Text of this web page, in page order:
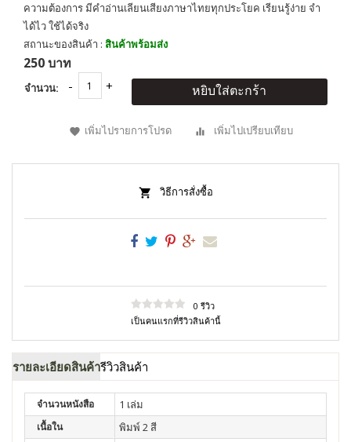
ความต้องการ มีคำอ่านเลียนเสียงภาษาไทยทุกประโยค เรียนรู้ง่าย จำ
ได้ไว ใช้ได้จริง
สถานะของสินค้า : สินค้าพร้อมส่ง
250 บาท
จำนวน: หยิบใส่ตะกร้า
เพิ่มไปรายการโปรด เพิ่มไปเปรียบเทียบ
วิธีการสั่งซื้อ
0 รีวิว
เป็นคนแรกที่รีวิวสินค้านี้
รายละเอียดสินค้ารีวิวสินค้า
จำนวนหนังสือ 1 เล่ม
เนื้อใน พิมพ์ 2 สี